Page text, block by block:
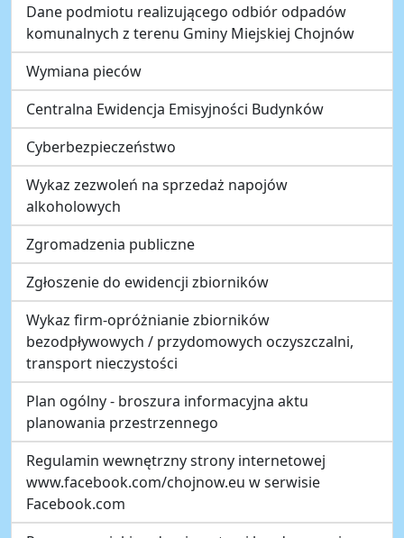
Dane podmiotu realizującego odbiór odpadów
komunalnych z terenu Gminy Miejskiej Chojnów
Wymiana pieców
Centralna Ewidencja Emisyjności Budynków
Cyberbezpieczeństwo
Wykaz zezwoleń na sprzedaż napojów
alkoholowych
Zgromadzenia publiczne
Zgłoszenie do ewidencji zbiorników
Wykaz firm-opróżnianie zbiorników
bezodpływowych / przydomowych oczyszczalni,
transport nieczystości
Plan ogólny - broszura informacyjna aktu
planowania przestrzennego
Regulamin wewnętrzny strony internetowej
www.facebook.com/chojnow.eu w serwisie
Facebook.com